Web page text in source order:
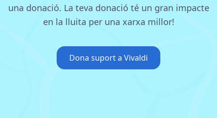
una donació. La teva donació té un gran impacte
en la lluita per una xarxa millor!
Dona suport a Vivaldi